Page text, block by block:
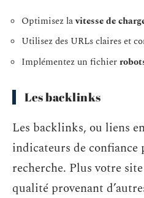
Optimisez lavitesse de
Utilisez des URLs claires et
Implémentez un fichier
Les backlinks
Les backlinks, ou liens
indicateurs de confiance
recherche. Plus votre
qualité provenant